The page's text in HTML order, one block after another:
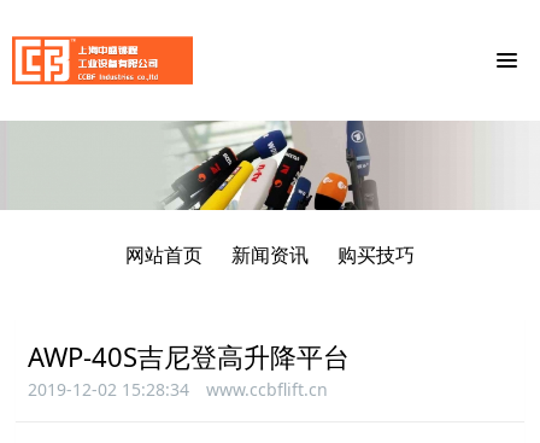
网站首页 新闻资讯 购买技巧
AWP-40S吉尼登高升降平台
2019-12-02 15:28:34 www.ccbflift.cn